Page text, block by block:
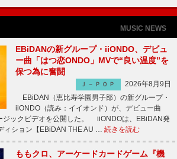
MUSIC NEWS
EBiDANの新グループ・iiONDO、デビュ
ー曲「はつ恋ONDO」MVで“良い温度”を
保つ為に奮闘
Ｊ－ＰＯＰ
2026年8月9日
EBiDAN（恵比寿学園男子部）の新グループ・
iiONDO（読み：イイオンド）が、デビュー曲
ジックビデオを公開した。 iiONDOは、EBiDAN発
ィション【EBiDAN THE AU … 続きを読む
ももクロ、アーケードカードゲーム『機